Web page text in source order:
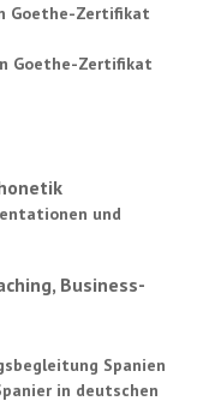
Goethe-Zertifikat
Goethe-Zertifikat
und
Business-
Spanien
in deutschen